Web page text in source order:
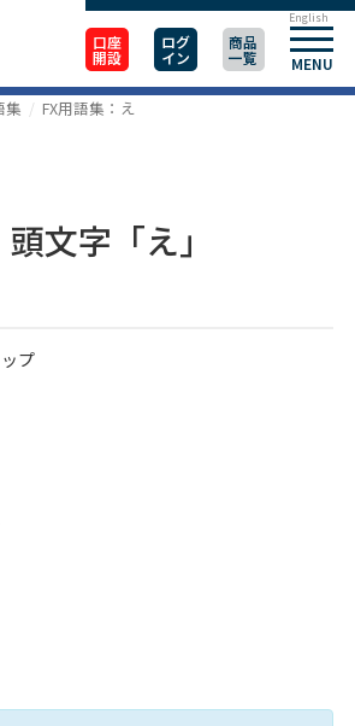
口座
開設
ログ
イン
商品
一覧 MENU
English
集 FX用語集：え
文字「え」
プ